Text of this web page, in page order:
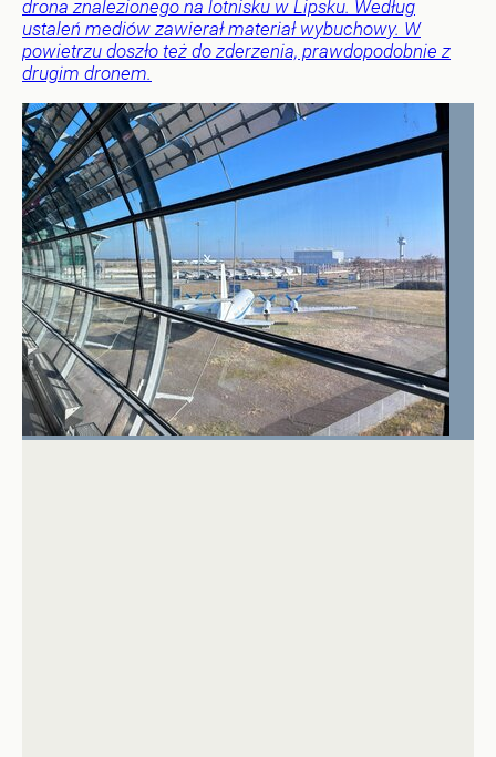
drona znalezionego na lotnisku w Lipsku. Według
ustaleń mediów zawierał materiał wybuchowy. W
powietrzu doszło też do zderzenia, prawdopodobnie z
drugim dronem.